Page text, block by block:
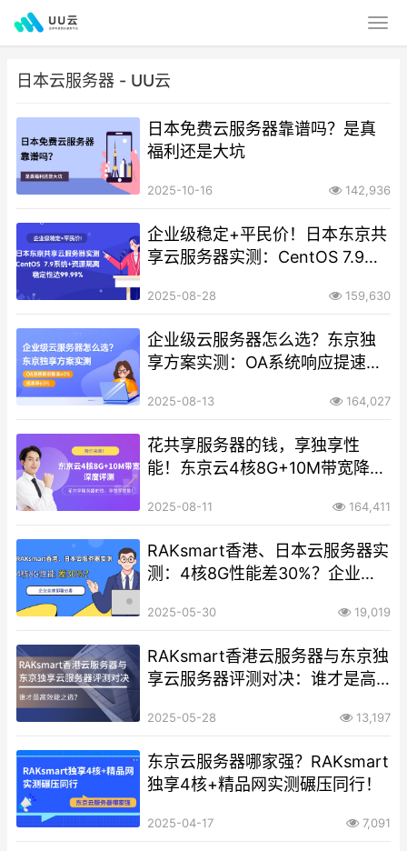
日本云服务器 - UU云
日本免费云服务器靠谱吗？是真
福利还是大坑
2025-10-16 142,936
企业级稳定+平民价！日本东京共
享云服务器实测：CentOS 7.9系
2025-08-28 159,630
企业级云服务器怎么选？东京独
享方案实测：OA系统响应提速
2025-08-13 164,027
花共享服务器的钱，享独享性
能！东京云4核8G+10M带宽降价
2025-08-11 164,411
RAKsmart香港、日本云服务器实
测：4核8G性能差30%？企业全
2025-05-30 19,019
RAKsmart香港云服务器与东京独
享云服务器评测对决：谁才是高
2025-05-28 13,197
东京云服务器哪家强？RAKsmart
独享4核+精品网实测碾压同行！
2025-04-17 7,091